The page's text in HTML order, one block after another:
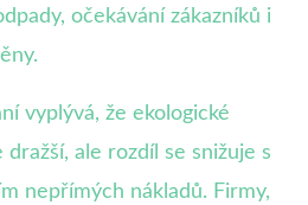
očekávání zákazníků i
vyplývá, že ekologické
ale rozdíl se snižuje s
nepřímých nákladů. Firmy,